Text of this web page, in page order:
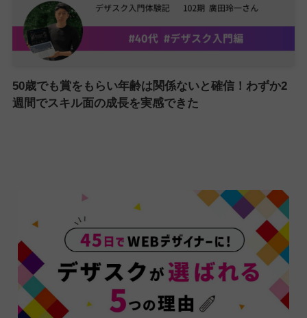
50歳でも賞をもらい年齢は関係ないと確信！わずか2
週間でスキル面の成長を実感できた